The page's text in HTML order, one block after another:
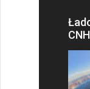
CNH